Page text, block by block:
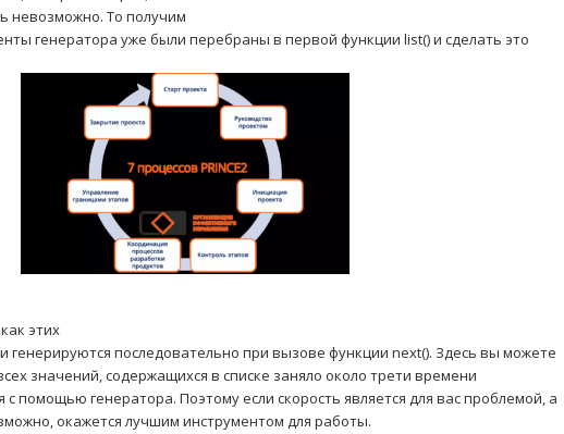
невозможно. То получим
генератора уже были перебраны в первой функции list() и сделать это
этих
генерируются последовательно при вызове функции next(). Здесь вы можете
значений, содержащихся в списке заняло около трети времени
с помощью генератора. Поэтому если скорость является для вас проблемой, а
окажется лучшим инструментом для работы.